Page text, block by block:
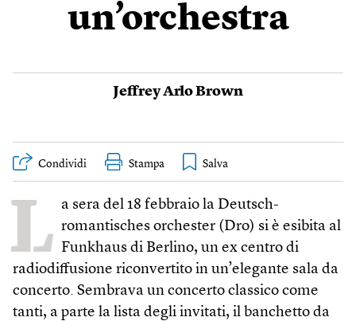
un’orchestra
Jeffrey Arlo Brown
Condividi Stampa
L a sera del 18 febbraio la Deutsch-
romantisches orchester (Dro) si è esibita al
Funkhaus di Berlino, un ex centro di
radiodiffusione riconvertito in un’elegante sala da
concerto. Sembrava un concerto classico come
tanti, a parte la lista degli invitati, il banchetto da